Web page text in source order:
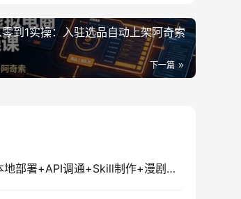
到1实操：入驻选品自动上架阿奇索
下一篇
CodeX实战课：本地部署+API调通+Skill制作+漫剧剪辑全攻略